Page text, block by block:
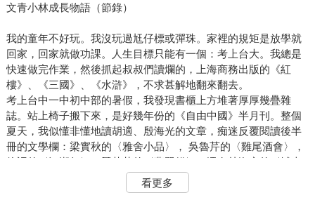
文青小林成長物語（節錄）
我的童年不好玩。我沒玩過尪仔標或彈珠。家裡的規矩是放學就
回家，回家就做功課。人生目標只能有一個：考上台大。我總是
快速做完作業，然後抓起叔叔們讀爛的，上海商務出版的《紅
樓》、《三國》、《水滸》，不求甚解地翻來翻去。
考上台中一中初中部的暑假，我發現書櫃上方堆著厚厚幾疊雜
誌。站上椅子搬下來，是好幾年份的《自由中國》半月刊。整個
夏天，我似懂非懂地讀胡適、殷海光的文章，痴迷反覆閱讀後半
冊的文學欄：梁實秋的〈雅舍小品〉， 吳魯芹的〈雞尾酒會〉，
徐訏的〈江湖行〉，聶華苓的〈翡翠貓〉，還有林海音的〈城南
初三下學期，班上來了高我半個頭的江春男。他投稿《野風》，
看更多